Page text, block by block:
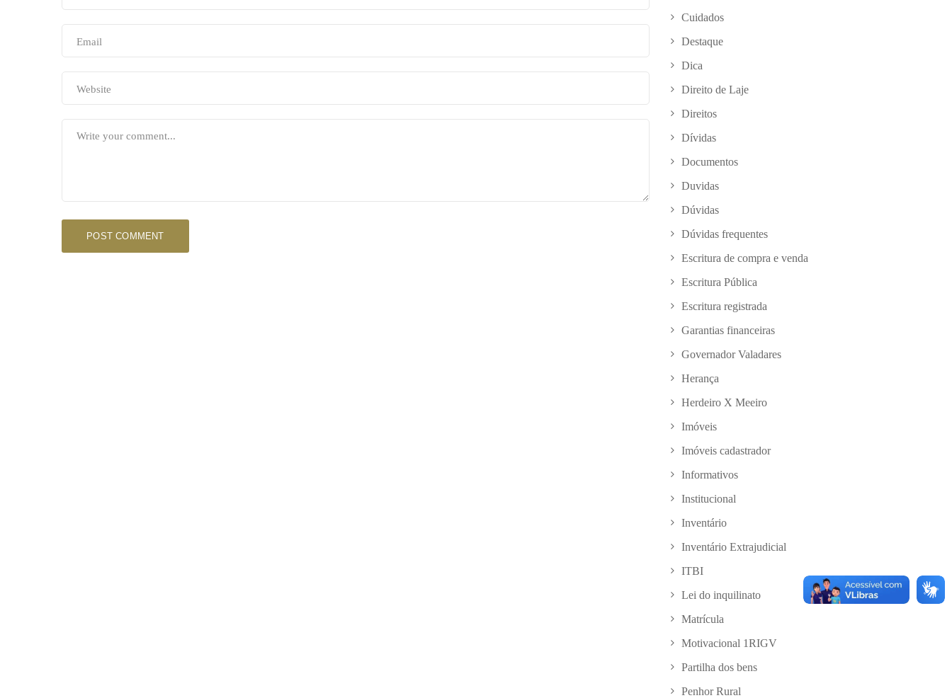
Cuidados
Destaque
Dica
Direito de Laje
Direitos
Dívidas
Documentos
Duvidas
Dúvidas
Dúvidas frequentes
Escritura de compra e venda
Escritura Pública
Escritura registrada
Garantias financeiras
Governador Valadares
Herança
Herdeiro X Meeiro
Imóveis
Imóveis cadastrador
Informativos
Institucional
Inventário
Inventário Extrajudicial
ITBI
Lei do inquilinato
Matrícula
Motivacional 1RIGV
Partilha dos bens
Penhor Rural